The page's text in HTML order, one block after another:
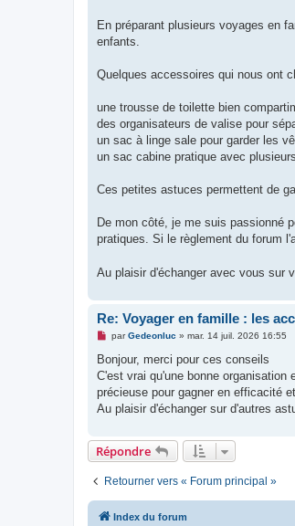
g
n
l
En préparant plusieurs voyages en
enfants.
Quelques accessoires qui nous ont
une trousse de toilette bien
des organisateurs de valise pour
un sac à linge sale pour garder les
un sac cabine pratique avec
Ces petites astuces permettent de
De mon côté, je me suis passionné
pratiques. Si le règlement du forum
Au plaisir d'échanger avec vous sur
Re: Voyager en famille : les
M
s
a
g
n
l
u
parGedeonluc » mar. 14 juil. 2026 16:55
Bonjour, merci pour ces conseils
C'est vrai qu'une bonne
précieuse pour gagner en efficacité
Au plaisir d'échanger sur d'autres
Répondre
Retourner vers « Forum principal »
Index du forum